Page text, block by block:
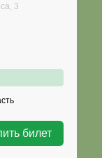
3
билет